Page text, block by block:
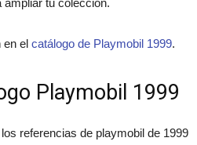
en el catálogo de Playmobil 1999.
Playmobil 1999
referencias de playmobil de 1999